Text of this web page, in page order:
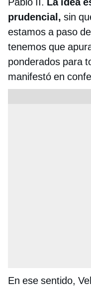
prudencial, sin
estamos a paso
tenemos que
ponderados para
manifestó en
En ese sentido,